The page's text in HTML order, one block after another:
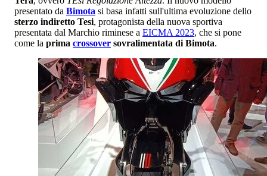
presentato da Bimota si basa infatti sull'ultima evoluzione dello
sterzo indiretto Tesi, protagonista della nuova sportiva
presentata dal Marchio riminese a EICMA 2023, che si pone
come la prima crossover sovralimentata di Bimota.